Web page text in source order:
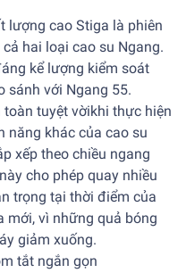
lượng cao Stiga là phiên
hai loại cao su Ngang.
kể lượng kiểm soát
sánh với Ngang 55.
tuyệt vờikhi thực hiện
năng khác của cao su
xếp theo chiều ngang
cho phép quay nhiều
trọng tại thời điểm của
mới, vì những quả bóng
giảm xuống.
tắt ngắn gọn